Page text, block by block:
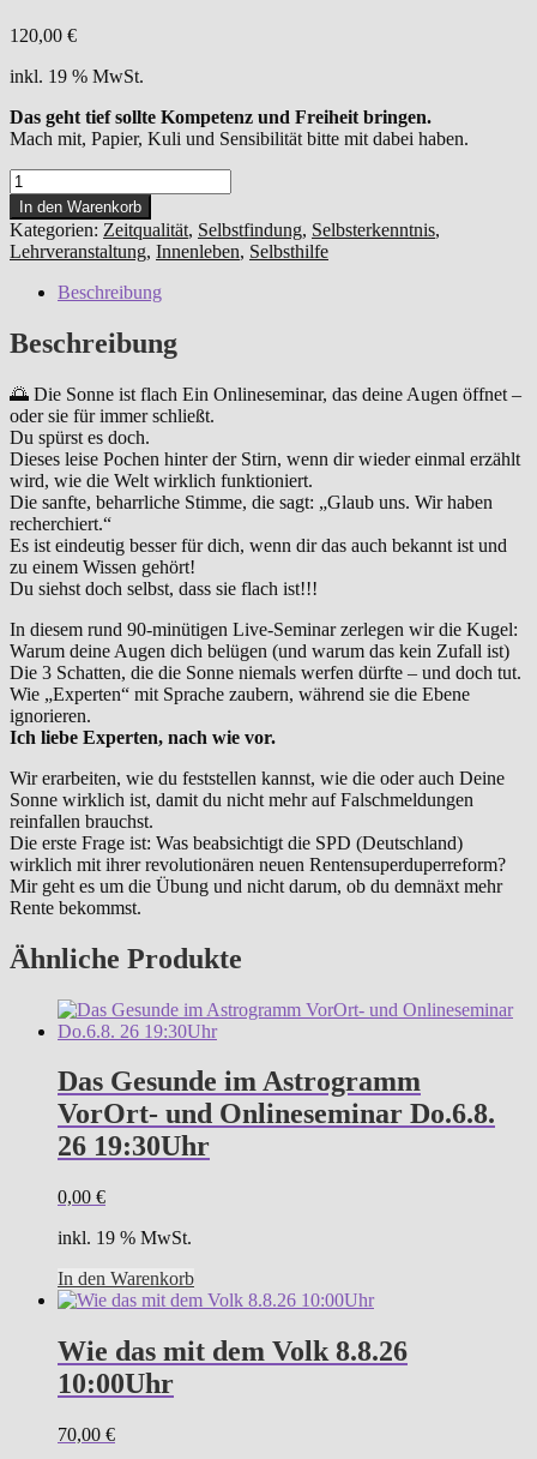
120,00 €
inkl. 19 % MwSt.
Das geht tief sollte Kompetenz und Freiheit bringen.
Mach mit, Papier, Kuli und Sensibilität bitte mit dabei haben.
Die
Sonne
ist
flach
>
Eine
der
Zeitqualität
In den Warenkorb
Kategorien: Zeitqualität, Selbstfindung, Selbsterkenntnis,
Lehrveranstaltung, Innenleben, Selbsthilfe
Beschreibung
Beschreibung
🌅 Die Sonne ist flach Ein Onlineseminar, das deine Augen öffnet –
oder sie für immer schließt.
Du spürst es doch.
Dieses leise Pochen hinter der Stirn, wenn dir wieder einmal erzählt
wird, wie die Welt wirklich funktioniert.
Die sanfte, beharrliche Stimme, die sagt: „Glaub uns. Wir haben
recherchiert.“
Es ist eindeutig besser für dich, wenn dir das auch bekannt ist und
zu einem Wissen gehört!
Du siehst doch selbst, dass sie flach ist!!!
In diesem rund 90-minütigen Live-Seminar zerlegen wir die Kugel:
Warum deine Augen dich belügen (und warum das kein Zufall ist)
Die 3 Schatten, die die Sonne niemals werfen dürfte – und doch tut.
Wie „Experten“ mit Sprache zaubern, während sie die Ebene
ignorieren.
Ich liebe Experten, nach wie vor.
Wir erarbeiten, wie du feststellen kannst, wie die oder auch Deine
Sonne wirklich ist, damit du nicht mehr auf Falschmeldungen
reinfallen brauchst.
Die erste Frage ist: Was beabsichtigt die SPD (Deutschland)
wirklich mit ihrer revolutionären neuen Rentensuperduperreform?
Mir geht es um die Übung und nicht darum, ob du demnäxt mehr
Rente bekommst.
Ähnliche Produkte
Das Gesunde im Astrogramm
VorOrt- und Onlineseminar Do.6.8.
26 19:30Uhr
0,00 €
inkl. 19 % MwSt.
In den Warenkorb
Wie das mit dem Volk 8.8.26
10:00Uhr
70,00 €